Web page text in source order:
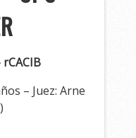
rCACIB
– Juez: Arne